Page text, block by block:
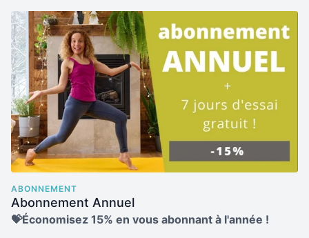
ABONNEMENT
Abonnement Annuel
💝Économisez 15% en vous abonnant à l'année !